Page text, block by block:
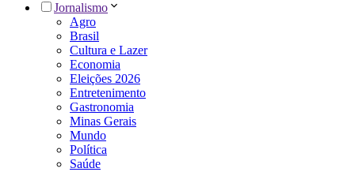
Jornalismo
Agro
Brasil
Cultura e Lazer
Economia
Eleições 2026
Entretenimento
Gastronomia
Minas Gerais
Mundo
Política
Saúde